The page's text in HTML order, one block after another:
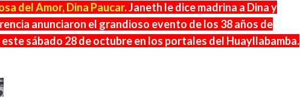
del Amor, Dina Paucar. Janeth le dice madrina a Dina y
anunciaron el grandioso evento de los 38 años de
sábado 28 de octubre en los portales del Huayllabamba.